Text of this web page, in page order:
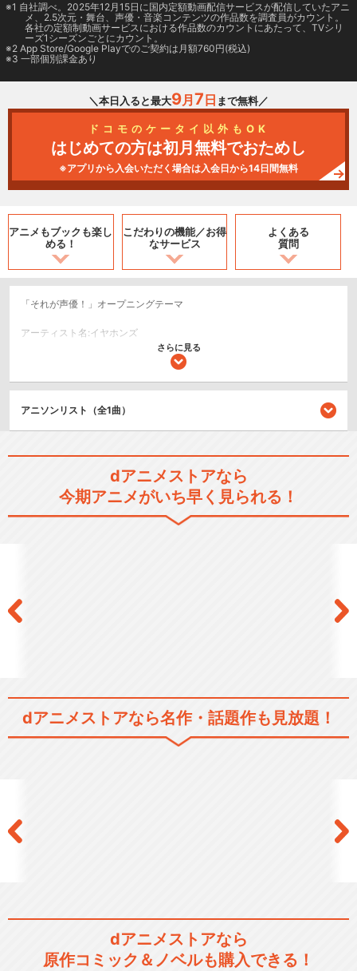
1 自社調べ。2025年12月15日に国内定額動画配信サービスが配信していたアニ
メ、2.5次元・舞台、声優・音楽コンテンツの作品数を調査員がカウント。
各社の定額制動画サービスにおける作品数のカウントにあたって、TVシリ
ーズ1シーズンごとにカウント。
2 App Store/Google Playでのご契約は月額760円(税込)
3 一部個別課金あり
＼本日入ると最大9月 7 日 まで無料／
ドコモのケータイ以外もOK
はじめての方は初月無料でおためし
※アプリから入会いただく場合は入会日から14日間無料
アニメもブックも楽し
める！
こだわりの機能／お得
なサービス
よくある
質問
「それが声優！」オープニングテーマ
アーティスト名:イヤホンズ
作詞:あさのますみ／作曲:佐々倉有吾／編曲:横山克
©（P）2015 King Record Co., Ltd.
関連のアニソン
それが声優！
光の先へ/イヤホンズ
さらに見る
アニソンリスト（全1曲）
dアニメストアなら
今期アニメがいち早く見られる！
dアニメストアなら名作・話題作も見放題！
dアニメストアなら
原作コミック＆ノベルも購入できる！